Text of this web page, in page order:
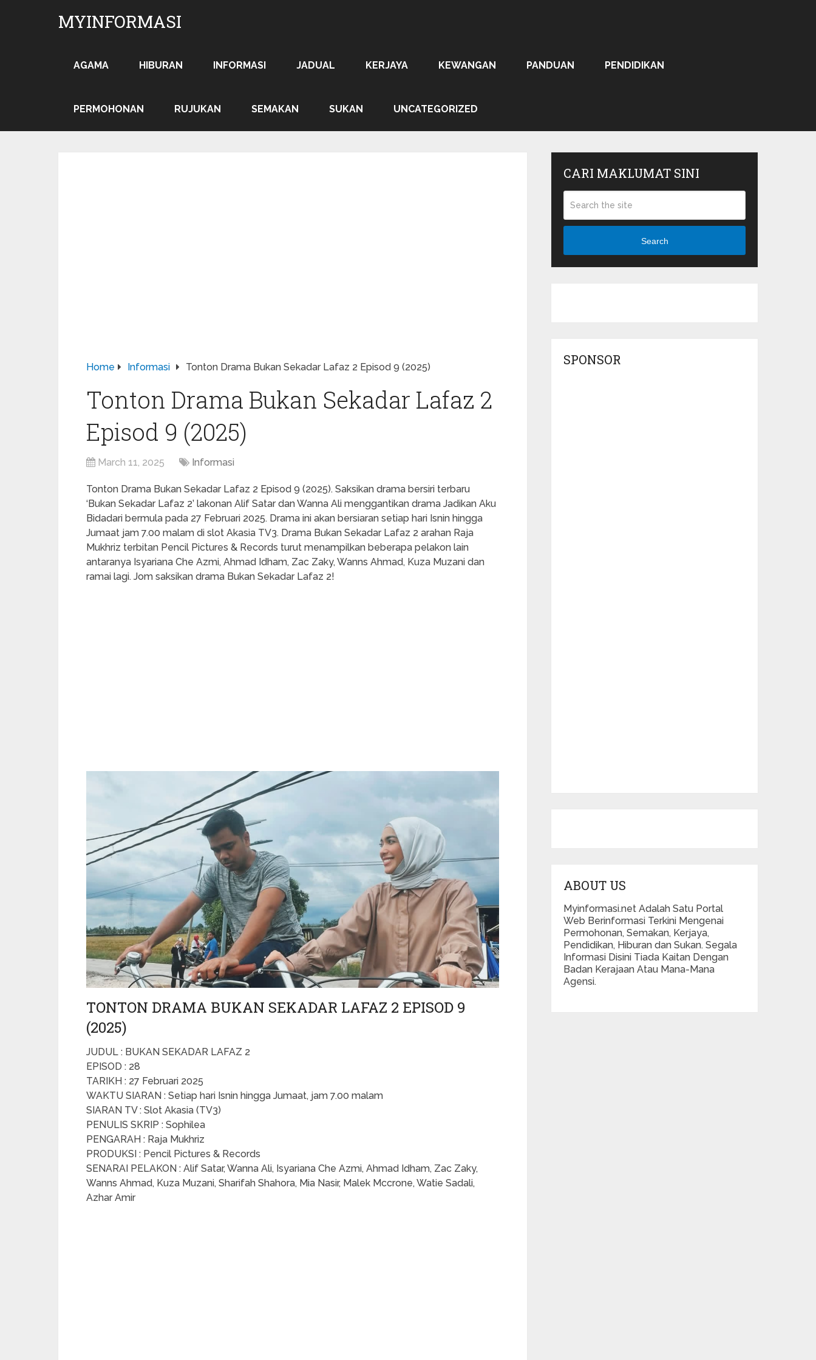
MYINFORMASI
AGAMA HIBURAN INFORMASI JADUAL KERJAYA KEWANGAN PANDUAN PENDIDIKAN
PERMOHONAN RUJUKAN SEMAKAN SUKAN UNCATEGORIZED
Home Informasi Tonton Drama Bukan Sekadar Lafaz 2 Episod 9 (2025)
Tonton Drama Bukan Sekadar Lafaz 2
Episod 9 (2025)
March 11, 2025 Informasi
Tonton Drama Bukan Sekadar Lafaz 2 Episod 9 (2025). Saksikan drama bersiri terbaru
‘Bukan Sekadar Lafaz 2’ lakonan Alif Satar dan Wanna Ali menggantikan drama Jadikan Aku
Bidadari bermula pada 27 Februari 2025. Drama ini akan bersiaran setiap hari Isnin hingga
Jumaat jam 7.00 malam di slot Akasia TV3. Drama Bukan Sekadar Lafaz 2 arahan Raja
Mukhriz terbitan Pencil Pictures & Records turut menampilkan beberapa pelakon lain
antaranya Isyariana Che Azmi, Ahmad Idham, Zac Zaky, Wanns Ahmad, Kuza Muzani dan
ramai lagi. Jom saksikan drama Bukan Sekadar Lafaz 2!
TONTON DRAMA BUKAN SEKADAR LAFAZ 2 EPISOD 9
(2025)
JUDUL : BUKAN SEKADAR LAFAZ 2
EPISOD : 28
TARIKH : 27 Februari 2025
WAKTU SIARAN : Setiap hari Isnin hingga Jumaat, jam 7.00 malam
SIARAN TV : Slot Akasia (TV3)
PENULIS SKRIP : Sophilea
PENGARAH : Raja Mukhriz
PRODUKSI : Pencil Pictures & Records
SENARAI PELAKON : Alif Satar, Wanna Ali, Isyariana Che Azmi, Ahmad Idham, Zac Zaky,
Wanns Ahmad, Kuza Muzani, Sharifah Shahora, Mia Nasir, Malek Mccrone, Watie Sadali,
Azhar Amir
CARI MAKLUMAT SINI
Search
SPONSOR
ABOUT US
Myinformasi.net Adalah Satu Portal
Web Berinformasi Terkini Mengenai
Permohonan, Semakan, Kerjaya,
Pendidikan, Hiburan dan Sukan. Segala
Informasi Disini Tiada Kaitan Dengan
Badan Kerajaan Atau Mana-Mana
Agensi.